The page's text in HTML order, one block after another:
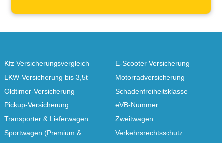
Kfz Versicherungsvergleich
LKW-Versicherung bis 3,5t
Oldtimer-Versicherung
Pickup-Versicherung
Transporter & Lieferwagen
Sportwagen (Premium &
E-Scooter Versicherung
Motorradversicherung
Schadenfreiheitsklasse
eVB-Nummer
Zweitwagen
Verkehrsrechtsschutz